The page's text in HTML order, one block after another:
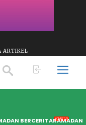
ARTIKEL
BERCERITA KOMPETISI
RAMADAN